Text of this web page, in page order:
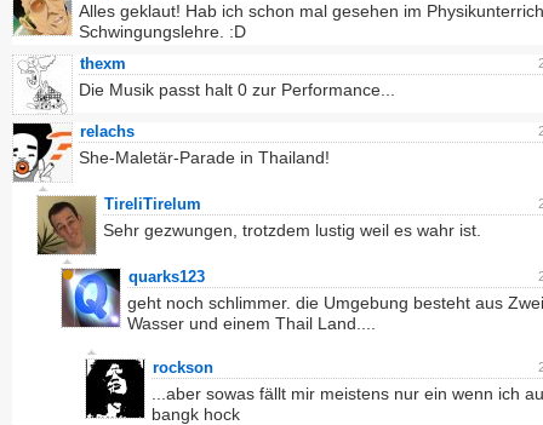
Alles geklaut! Hab ich schon mal gesehen im
Schwingungslehre. :D
thexm
Die Musik passt halt 0 zur Performance...
relachs
She-Maletär-Parade in Thailand!
TireliTirelum
Sehr gezwungen, trotzdem lustig weil es wahr ist.
quarks123
geht noch schlimmer. die Umgebung besteht aus
Wasser und einem Thail Land....
rockson
...aber sowas fällt mir meistens nur ein wenn ich
bangk hock